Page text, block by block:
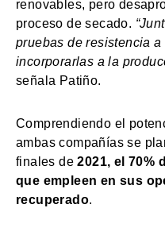
renovables, pero
proceso de secado.
pruebas de resistencia
incorporarlas a la
señala Patiño.
Comprendiendo el
ambas compañías se
finales de2021, el 70%
que empleen en sus
recuperado.